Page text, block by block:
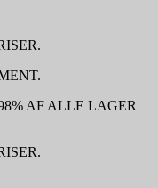
AF ALLE LAGER